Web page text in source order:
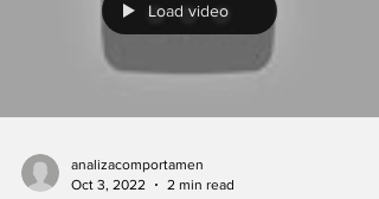
Load video
analizacomportamen
Oct 3, 2022
2 min read